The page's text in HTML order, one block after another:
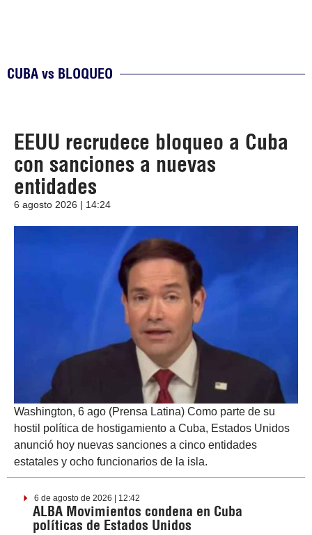
CUBA vs BLOQUEO
EEUU recrudece bloqueo a Cuba
con sanciones a nuevas
entidades
6 agosto 2026 | 14:24
Washington, 6 ago (Prensa Latina) Como parte de su
hostil política de hostigamiento a Cuba, Estados Unidos
anunció hoy nuevas sanciones a cinco entidades
estatales y ocho funcionarios de la isla.
6 de agosto de 2026 | 12:42
ALBA Movimientos condena en Cuba
políticas de Estados Unidos